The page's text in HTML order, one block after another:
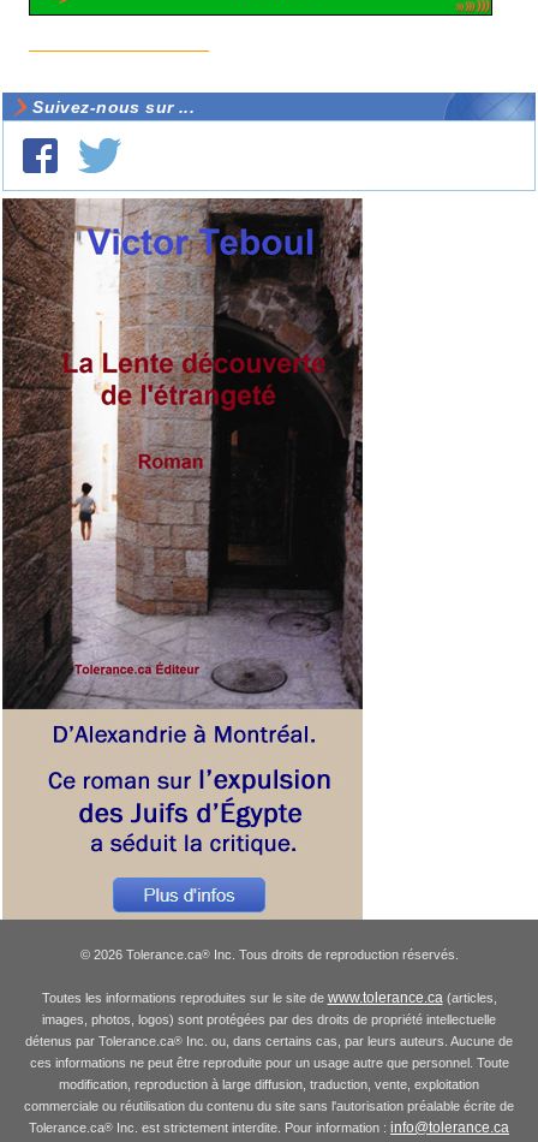
Suivez-nous sur ...
© 2026 Tolerance.ca®Inc. Tous droits de reproduction réservés.
Toutes les informations reproduites sur le site de www.tolerance.ca (articles,
images, photos, logos) sont protégées par des droits de propriété intellectuelle
détenus par Tolerance.ca® Inc. ou, dans certains cas, par leurs auteurs. Aucune de
ces informations ne peut être reproduite pour un usage autre que personnel. Toute
modification, reproduction à large diffusion, traduction, vente, exploitation
commerciale ou réutilisation du contenu du site sans l'autorisation préalable écrite de
Tolerance.ca® Inc. est strictement interdite. Pour information : info@tolerance.ca